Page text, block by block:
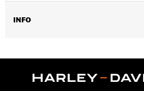
INFO
Installatie-instructies